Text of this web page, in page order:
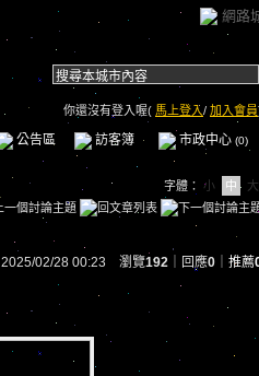
網路
你還沒有登入喔( 馬上登入/ 加入會員
公告區 訪客簿 市政中心 (0)
字體： 小 中 大
2025/02/28 00:23 瀏覽192 ｜回應0 推薦